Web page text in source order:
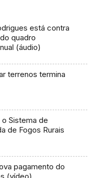
está contra
quadro
(áudio)
terrenos termina
Sistema de
de Fogos Rurais
pagamento do